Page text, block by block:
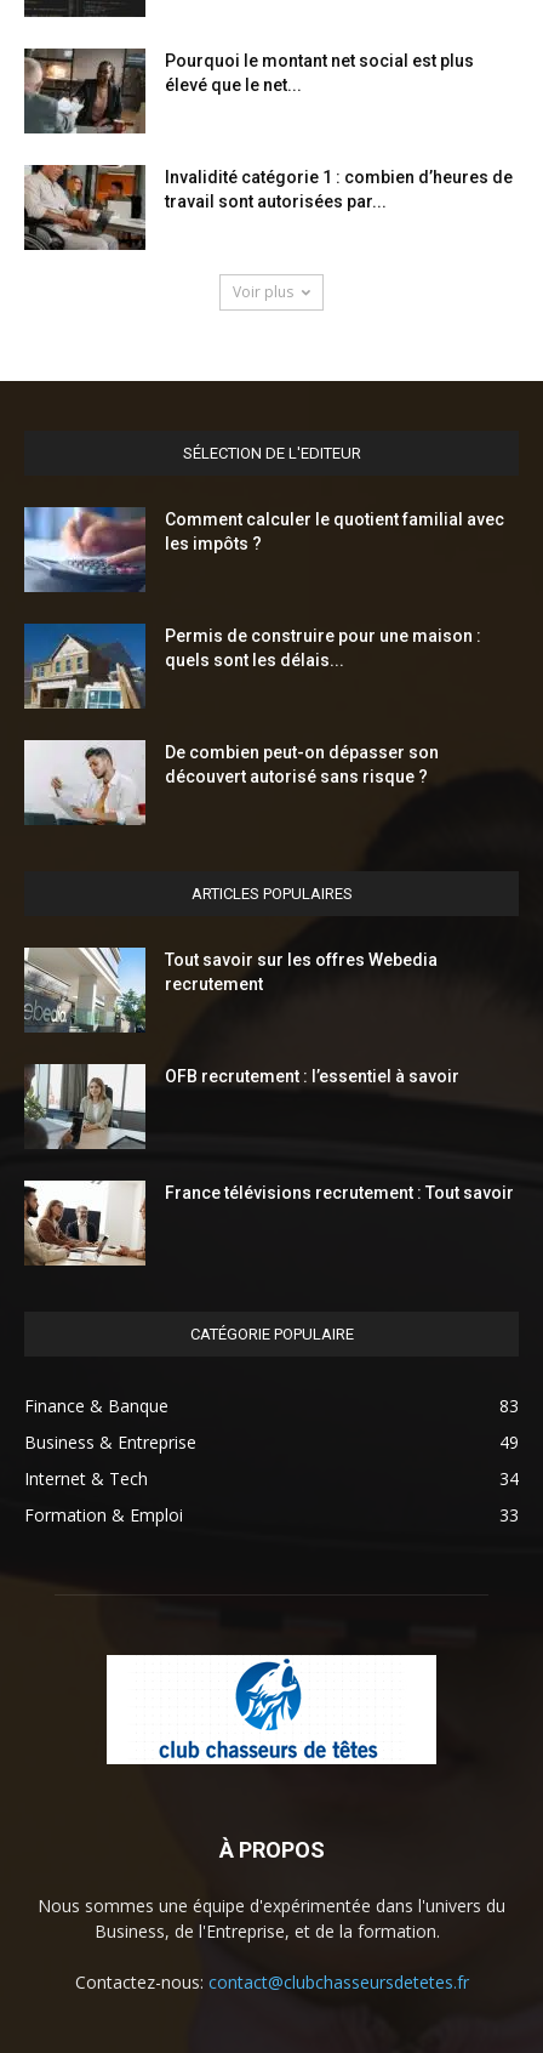
Pourquoi le montant net social est plus
élevé que le net...
Invalidité catégorie 1 : combien d’heures de
travail sont autorisées par...
Voir plus
SÉLECTION DE L'EDITEUR
Comment calculer le quotient familial avec
les impôts ?
Permis de construire pour une maison :
quels sont les délais...
De combien peut-on dépasser son
découvert autorisé sans risque ?
ARTICLES POPULAIRES
Tout savoir sur les offres Webedia
recrutement
OFB recrutement : l’essentiel à savoir
France télévisions recrutement : Tout savoir
CATÉGORIE POPULAIRE
Finance & Banque
83
Business & Entreprise
49
Internet & Tech
34
Formation & Emploi
33
À PROPOS
Nous sommes une équipe d'expérimentée dans l'univers du
Business, de l'Entreprise, et de la formation.
Contactez-nous: contact@clubchasseursdetetes.fr